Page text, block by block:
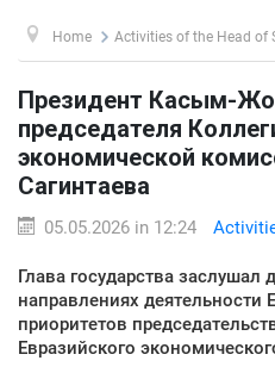
Home Activities of the Head of
Президент Касым-
председателя
экономической
Сагинтаева
05.05.2026 in 12:24
Глава государства
направлениях деятельности
приоритетов
Евразийского